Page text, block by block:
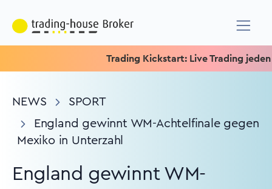
Trading Kickstart: Live Trading jeden
NEWS
SPORT
England gewinnt WM-Achtelfinale gegen
Mexiko in Unterzahl
England gewinnt WM-